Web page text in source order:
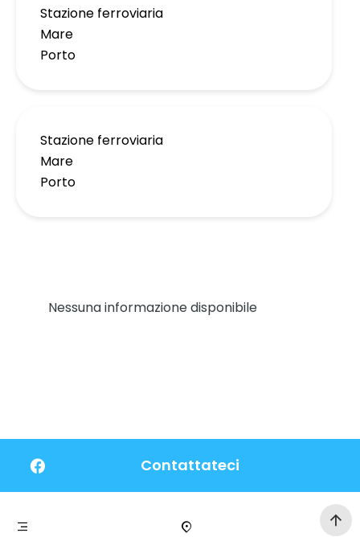
Stazione ferroviaria
Mare
Porto
Stazione ferroviaria
Mare
Porto
Nessuna informazione disponibile
Contattateci